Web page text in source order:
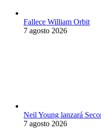
Fallece William Orbit
7 agosto 2026
Neil Young lanzará
7 agosto 2026